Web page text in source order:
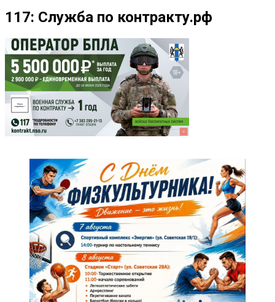
117: Служба по контракту.рф